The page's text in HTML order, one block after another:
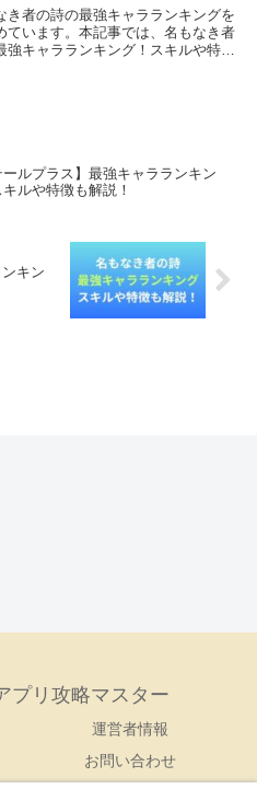
き者の詩の最強キャラランキングを
ています。本記事では、名もなき者
強キャラランキング！スキルや特徴
ールプラス】最強キャラランキン
ルや特徴も解説！
キン
プリ攻略マスター
運営者情報
お問い合わせ